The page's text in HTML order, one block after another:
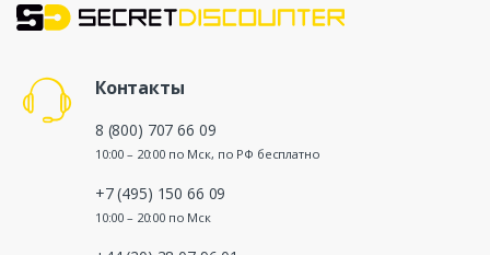
Контакты
8 (800) 707 66 09
10:00 – 20:00 по Мск, по РФ бесплатно
+7 (495) 150 66 09
10:00 – 20:00 по Мск